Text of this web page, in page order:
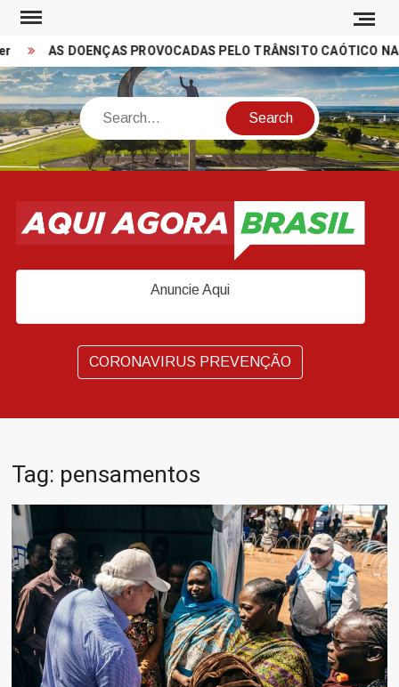
Skip
content AS DOENÇAS PROVOCADAS PELO TRÂNSITO CAÓTICO
Search
Anuncie Aqui
CORONAVIRUS PREVENÇÃO
Tag: pensamentos